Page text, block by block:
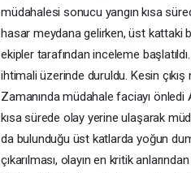
müdahalesi sonucu yangın kısa
hasar meydana gelirken, üst kattaki
ekipler tarafından inceleme
ihtimali üzerinde duruldu. Kesin
Zamanında müdahale faciayı önledi
kısa sürede olay yerine ulaşarak
da bulunduğu üst katlarda yoğun
çıkarılması, olayın en kritik